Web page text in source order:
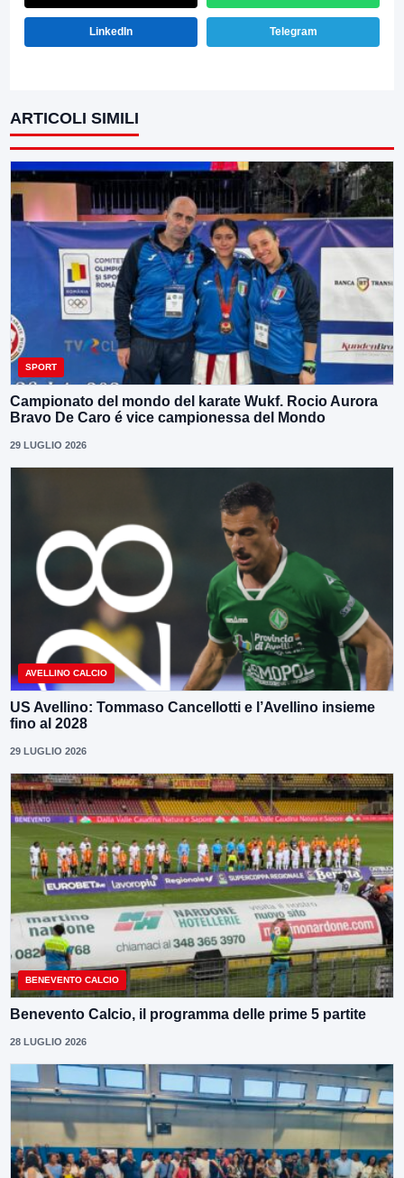
LinkedIn Telegram
ARTICOLI SIMILI
SPORT
Campionato del mondo del karate Wukf. Rocio Aurora
Bravo De Caro é vice campionessa del Mondo
29 LUGLIO 2026
AVELLINO CALCIO
US Avellino: Tommaso Cancellotti e l’Avellino insieme
fino al 2028
29 LUGLIO 2026
BENEVENTO CALCIO
Benevento Calcio, il programma delle prime 5 partite
28 LUGLIO 2026